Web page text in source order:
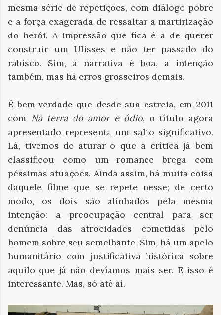
mesma série de repetições, com diálogo pobre
e a força exagerada de ressaltar a martirização
do herói. A impressão que fica é a de querer
construir um Ulisses e não ter passado do
rabisco. Sim, a narrativa é boa, a intenção
também, mas há erros grosseiros demais.
É bem verdade que desde sua estreia, em 2011
com Na terra do amor e ódio, o título agora
apresentado representa um salto significativo.
Lá, tivemos de aturar o que a crítica já bem
classificou como um romance brega com
péssimas atuações. Ainda assim, há muita coisa
daquele filme que se repete nesse; de certo
modo, os dois são alinhados pela mesma
intenção: a preocupação central para ser
denúncia das atrocidades cometidas pelo
homem sobre seu semelhante. Sim, há um apelo
humanitário com justificativa histórica sobre
aquilo que já não devíamos mais ser. E isso é
interessante. Mas, só até aí.